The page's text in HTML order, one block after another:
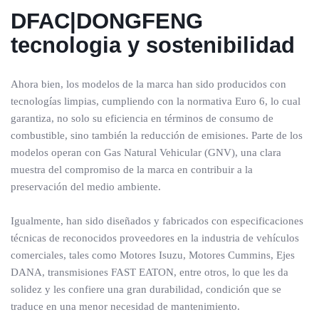
DFAC|DONGFENG
tecnologia y sostenibilidad
Ahora bien, los modelos de la marca han sido producidos con
tecnologías limpias, cumpliendo con la normativa Euro 6, lo cual
garantiza, no solo su eficiencia en términos de consumo de
combustible, sino también la reducción de emisiones. Parte de los
modelos operan con Gas Natural Vehicular (GNV), una clara
muestra del compromiso de la marca en contribuir a la
preservación del medio ambiente.
Igualmente, han sido diseñados y fabricados con especificaciones
técnicas de reconocidos proveedores en la industria de vehículos
comerciales, tales como Motores Isuzu, Motores Cummins, Ejes
DANA, transmisiones FAST EATON, entre otros, lo que les da
solidez y les confiere una gran durabilidad, condición que se
traduce en una menor necesidad de mantenimiento.